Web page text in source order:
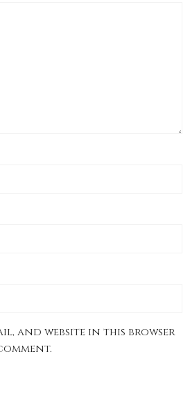
and website in this browser